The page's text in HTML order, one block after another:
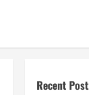
Recent Post